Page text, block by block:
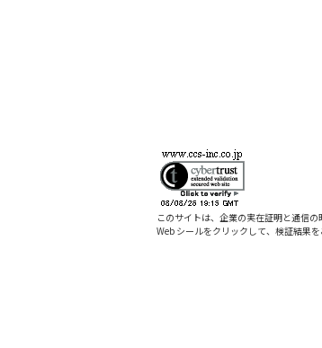
このサイトは、企業の実在証明と通信
Web シールをクリックして、検証結果を